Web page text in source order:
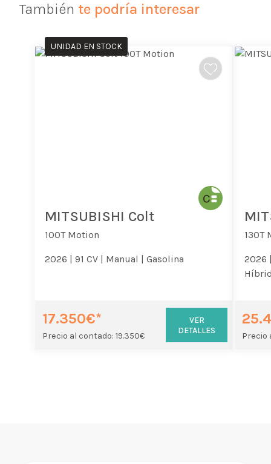
También te podría interesar
UNIDAD EN STOCK
MITSUBISHI Colt
100T Motion
2026 | 91 CV | Manual | Gasolina
17.350€*
Precio al contado: 19.350€
VER
DETALLES
130T
2026
Precio